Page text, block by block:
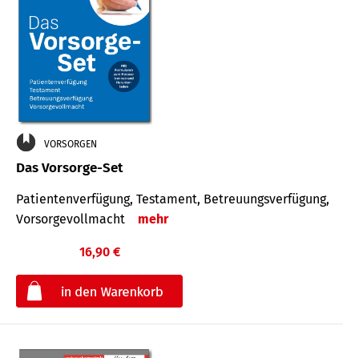
VORSORGEN
Das Vorsorge-Set
Patienten­ver­fügung, Testa­ment, Be­treuungs­verfü­gung,
Vor­sorge­voll­macht
mehr
16,90 €